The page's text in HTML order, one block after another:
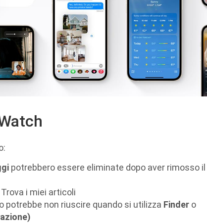
potrebbero essere eliminate dopo aver rimosso il
i miei articoli
potrebbe non riuscire quando si utilizza Finder o